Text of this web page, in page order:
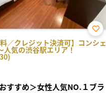
料／クレジット決済可】コンシェ
人気の渋谷駅エリア！
お気
に入
すすめ＞女性人気NO.１ブラ